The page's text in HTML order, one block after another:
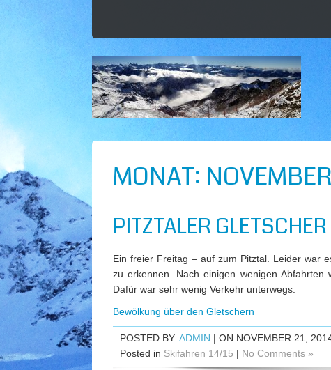
MONAT:
PITZTALER
Ein freier Freitag – auf zum Pitztal. Leider war
zu erkennen. Nach einigen wenigen
Dafür war sehr wenig Verkehr unterwegs.
Bewölkung über den Gletschern
POSTED BY: ADMIN | ON NOVEMBER 21,
Posted in Skifahren 14/15 | No Comments »